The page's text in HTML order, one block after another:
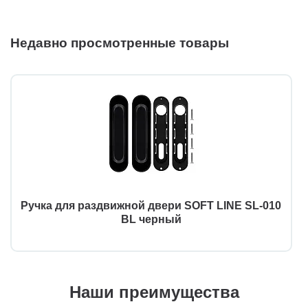
Недавно просмотренные товары
Ручка для раздвижной двери SOFT LINE SL-010
BL черный
Наши преимущества